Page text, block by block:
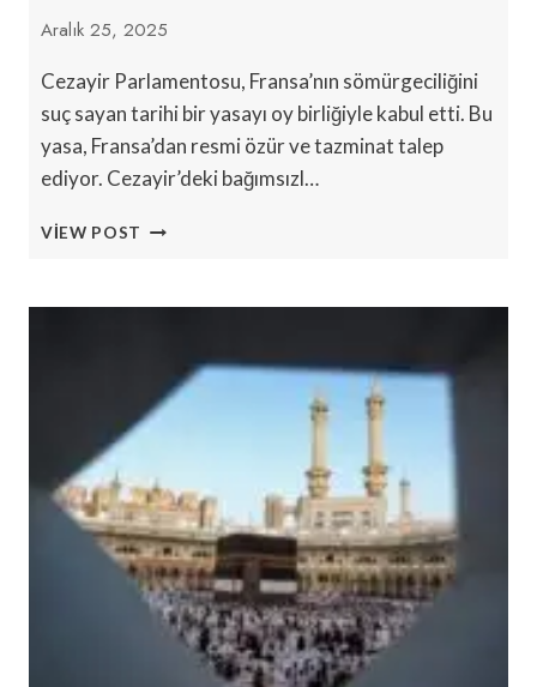
Aralık 25, 2025
Cezayir Parlamentosu, Fransa’nın sömürgeciliğini
suç sayan tarihi bir yasayı oy birliğiyle kabul etti. Bu
yasa, Fransa’dan resmi özür ve tazminat talep
ediyor. Cezayir’deki bağımsızl…
VIEW POST CEZAYIR,
TAZMINAT
TALEP